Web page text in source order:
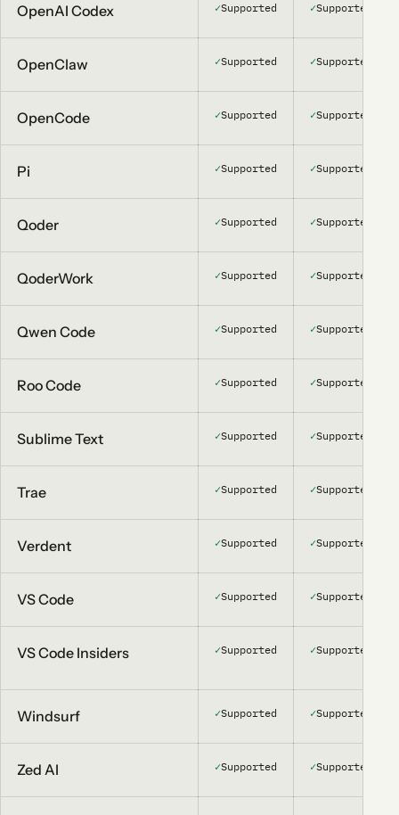
OpenAI Codex ✓Supported ✓Supported
OpenClaw ✓Supported ✓Supported
OpenCode ✓Supported ✓Supported
Pi ✓Supported ✓Supported
Qoder ✓Supported ✓Supported
QoderWork ✓Supported ✓Supported
Qwen Code ✓Supported ✓Supported
Roo Code ✓Supported ✓Supported
Sublime Text ✓Supported ✓Supported
Trae ✓Supported ✓Supported
Verdent ✓Supported ✓Supported
VS Code ✓Supported ✓Supported
VS Code Insiders ✓Supported ✓Supported
Windsurf ✓Supported ✓Supported
Zed AI ✓Supported ✓Supported